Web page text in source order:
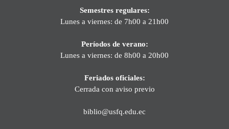
Semestres regulares:
Lunes a viernes: de 7h00 a 21h00
Períodos de verano:
Lunes a viernes: de 8h00 a 20h00
Feriados oficiales:
Cerrada con aviso previo
biblio@usfq.edu.ec